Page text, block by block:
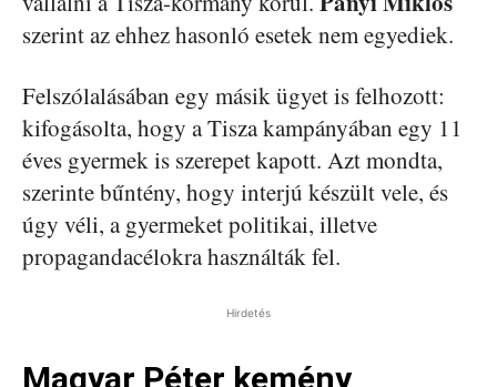
szerint az ehhez hasonló esetek nem egyediek.
Felszólalásában egy másik ügyet is felhozott:
kifogásolta, hogy a Tisza kampányában egy 11
éves gyermek is szerepet kapott. Azt mondta,
szerinte bűntény, hogy interjú készült vele, és
úgy véli, a gyermeket politikai, illetve
propagandacélokra használták fel.
Hirdetés
Magyar Péter kemény